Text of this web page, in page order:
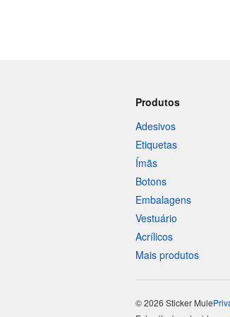
Produtos
Adesivos
Etiquetas
Ímãs
Botons
Embalagens
Vestuário
Acrílicos
Mais produtos
© 2026 Sticker Mule